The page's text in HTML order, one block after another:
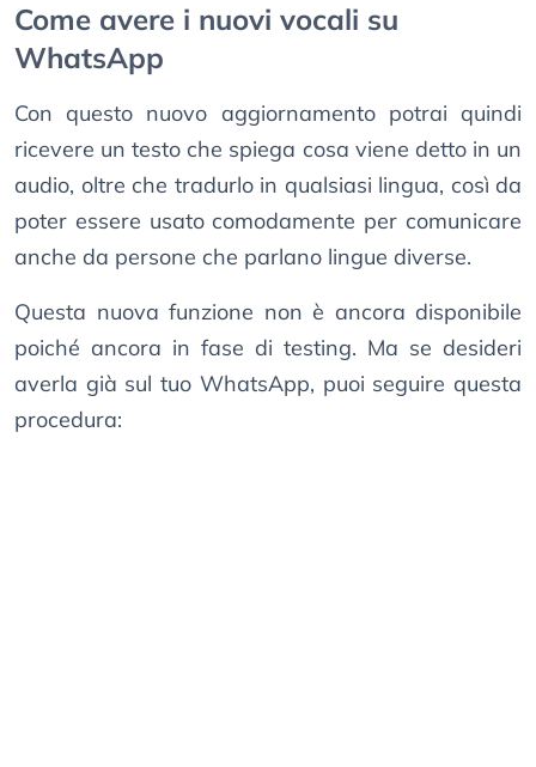
Come avere i nuovi vocali su
WhatsApp
Con questo nuovo aggiornamento potrai quindi
ricevere un testo che spiega cosa viene detto in un
audio, oltre che tradurlo in qualsiasi lingua, così da
poter essere usato comodamente per comunicare
anche da persone che parlano lingue diverse.
Questa nuova funzione non è ancora disponibile
poiché ancora in fase di testing. Ma se desideri
averla già sul tuo WhatsApp, puoi seguire questa
procedura: